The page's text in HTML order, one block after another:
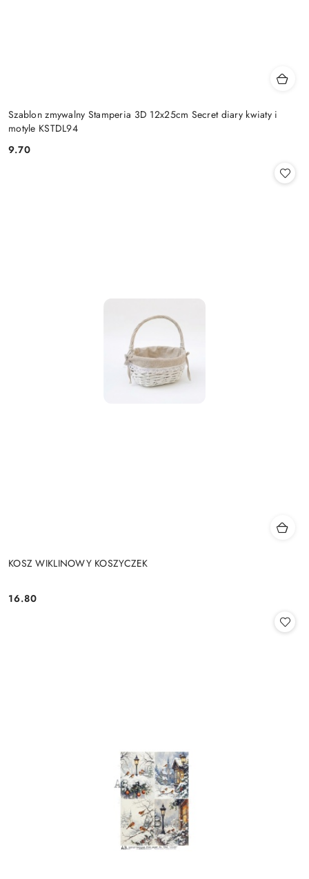
Szablon zmywalny Stamperia 3D 12x25cm Secret diary kwiaty i
motyle KSTDL94
Cena:
9.70
KOSZ WIKLINOWY KOSZYCZEK
Cena:
16.80